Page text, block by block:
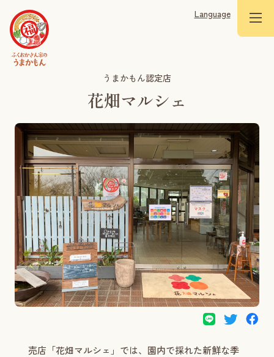
Language
うまかもん認定店
花畑マルシェ
売店「花畑マルシェ」では、園内で採れた新鮮な季